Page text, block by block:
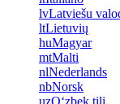
lvLatviešu
ltLietuvių
huMagyar
mtMalti
nlNederlands
nbNorsk
uzOʻzbek tili